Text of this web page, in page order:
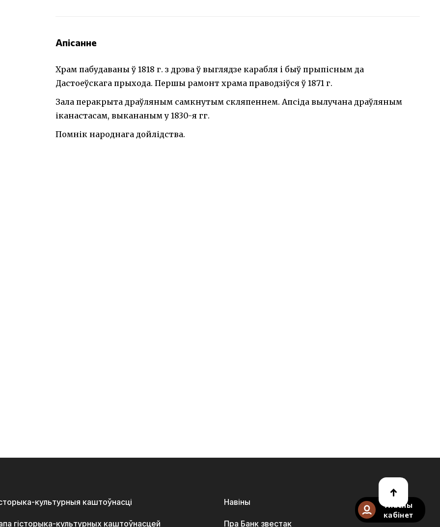
Апісанне
Храм пабудаваны ў 1818 г. з дрэва ў выглядзе карабля i быў прыпісным да
Дастоеўскага прыхода. Першы рамонт храма праводзіўся ў 1871 г.
Зала перакрыта драўляным самкнутым скляпеннем. Апсіда вылучана драўляным
іканастасам, выкананым у 1830-я гг.
Помнік народнага дойлідства.
культурныя каштоўнасці
гісторыка-культурных каштоўнасцей
Навіны
Пра Банк звестак
Уласны
кабінет